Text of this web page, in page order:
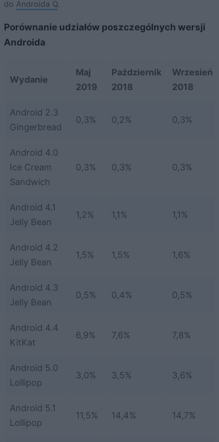
do Androida Q.
Porównanie udziałów poszczególnych wersji
Androida
Wydanie
Maj
2019
Październik
2018
Wrzesień
2018
Android 2.3
Gingerbread
0,3% 0,2% 0,3%
Android 4.0
Ice Cream
Sandwich
0,3% 0,3% 0,3%
Android 4.1
Jelly Bean
1,2% 1,1% 1,1%
Android 4.2
Jelly Bean
1,5% 1,5% 1,6%
Android 4.3
Jelly Bean
0,5% 0,4% 0,5%
Android 4.4
KitKat
6,9% 7,6% 7,8%
Android 5.0
Lollipop
3,0% 3,5% 3,6%
Android 5.1
Lollipop
11,5% 14,4% 14,7%